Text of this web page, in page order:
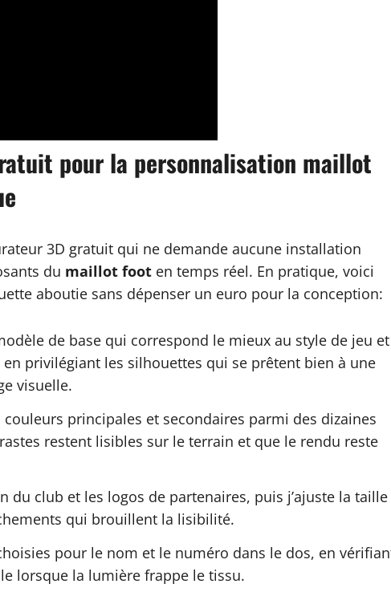
pour la personnalisation maillot
3D gratuit qui ne demande aucune installation
du maillot foot en temps réel. En pratique, voici
aboutie sans dépenser un euro pour la conception:
de base qui correspond le mieux au style de jeu et
privilégiant les silhouettes qui se prêtent bien à une
visuelle.
principales et secondaires parmi des dizaines
restent lisibles sur le terrain et que le rendu reste
du club et les logos de partenaires, puis j’ajuste la taille
qui brouillent la lisibilité.
pour le nom et le numéro dans le dos, en
lorsque la lumière frappe le tissu.